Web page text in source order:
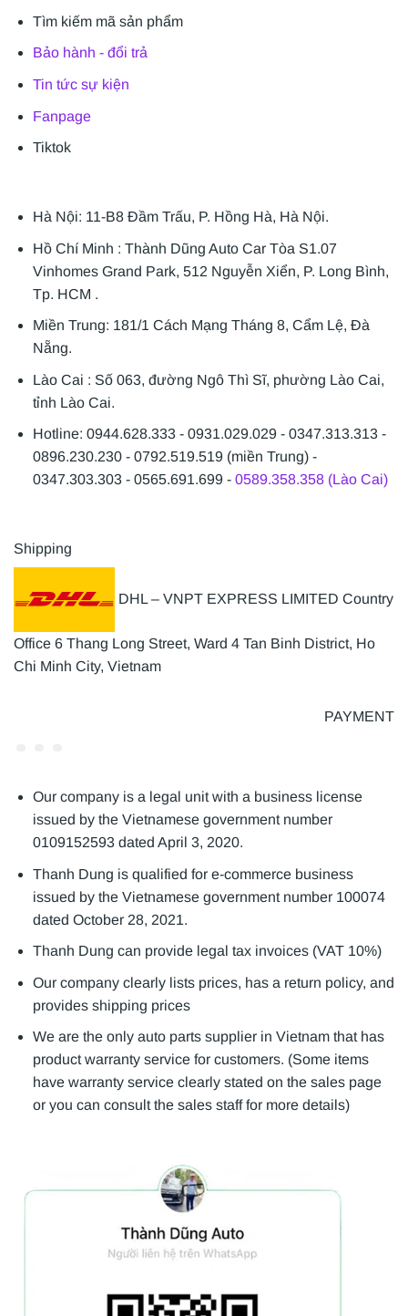
Tìm kiếm mã sản phẩm
Bảo hành - đổi trả
Tin tức sự kiện
Fanpage
Tiktok
Hà Nội: 11-B8 Đầm Trấu, P. Hồng Hà, Hà Nội.
Hồ Chí Minh : Thành Dũng Auto Car Tòa S1.07
Vinhomes Grand Park, 512 Nguyễn Xiển, P. Long Bình,
Tp. HCM .
Miền Trung: 181/1 Cách Mạng Tháng 8, Cẩm Lệ, Đà
Nẵng.
Lào Cai : Số 063, đường Ngô Thì Sĩ, phường Lào Cai,
tỉnh Lào Cai.
Hotline: 0944.628.333 - 0931.029.029 - 0347.313.313 -
0896.230.230 - 0792.519.519 (miền Trung) -
0347.303.303 - 0565.691.699 - 0589.358.358 (Lào Cai)
Shipping
DHL – VNPT EXPRESS LIMITED Country
Office 6 Thang Long Street, Ward 4 Tan Binh District, Ho
Chi Minh City, Vietnam
PAYMENT
Our company is a legal unit with a business license
issued by the Vietnamese government number
0109152593 dated April 3, 2020.
Thanh Dung is qualified for e-commerce business
issued by the Vietnamese government number 100074
dated October 28, 2021.
Thanh Dung can provide legal tax invoices (VAT 10%)
Our company clearly lists prices, has a return policy, and
provides shipping prices
We are the only auto parts supplier in Vietnam that has
product warranty service for customers. (Some items
have warranty service clearly stated on the sales page
or you can consult the sales staff for more details)